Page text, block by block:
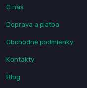
O nás
Doprava a platba
Obchodné podmienky
Kontakty
Blog